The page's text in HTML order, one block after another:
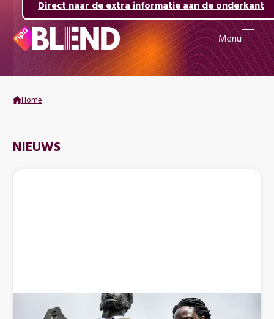
Direct naar de inhoud
Direct naar de hoofdnavigatie
Direct naar de extra informatie aan de onderkant
Menu
vanHome
NIEUWS